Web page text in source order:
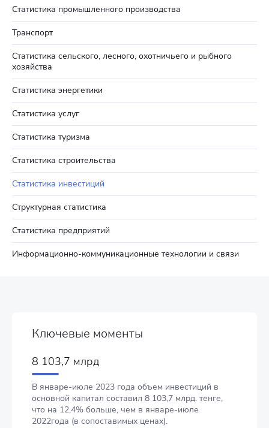
Статистика промышленного производства
Транспорт
Статистика сельского, лесного, охотничьего и рыбного
хозяйства
Статистика энергетики
Статистика услуг
Статистика туризма
Статистика строительства
Статистика инвестиций
Структурная статистика
Статистика предприятий
Информационно-коммуникационные технологии и связи
Ключевые моменты
8 103,7 млрд
В январе-июле 2023 года объем инвестиций в
основной капитал составил 8 103,7 млрд. тенге,
что на 12,4% больше, чем в январе-июле
2022года (в сопоставимых ценах).